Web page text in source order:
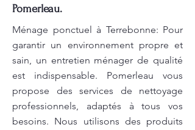
Pomerleau.
Ménage ponctuel à Terrebonne: Pour
garantir un environnement propre et
sain, un entretien ménager de qualité
est indispensable. Pomerleau vous
propose des services de nettoyage
professionnels, adaptés à tous vos
besoins. Nous utilisons des produits